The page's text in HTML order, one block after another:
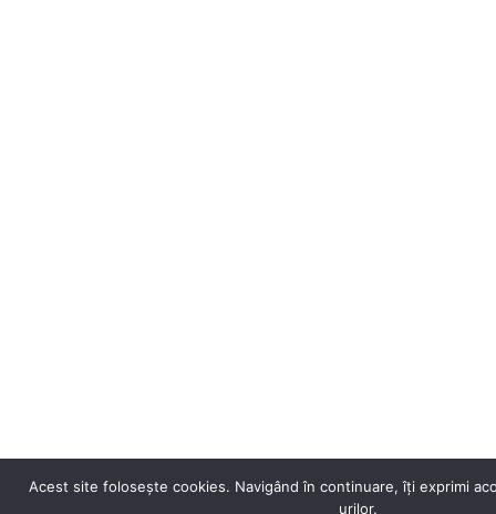
Acest site folosește cookies. Navigând în continuare, îți exprimi
urilor.